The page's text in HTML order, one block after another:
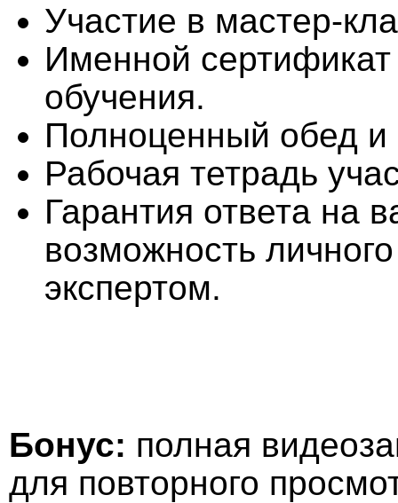
Участие в мастер-
Именной
обучения.
Полноценный обед и
Рабочая тетрадь
Гарантия ответа на
возможность
экспертом.
Бонус: полная
для повторного